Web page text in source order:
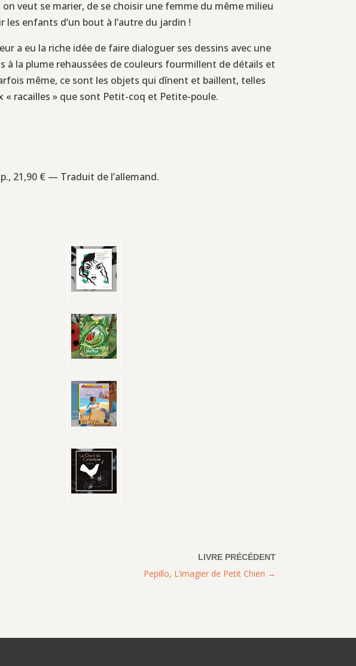
veut se marier, de se choisir une femme du même milieu
enfants d’un bout à l’autre du jardin !
a eu la riche idée de faire dialoguer ses dessins avec une
la plume rehaussées de couleurs fourmillent de détails et
même, ce sont les objets qui dînent et baillent, telles
« racailles » que sont Petit-coq et Petite-poule.
21,90 € — Traduit de l’allemand.
Pepillo, L’imagier de Petit Chien